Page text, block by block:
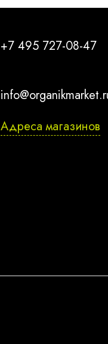
+7 495 727-08-47
Адреса магазинов